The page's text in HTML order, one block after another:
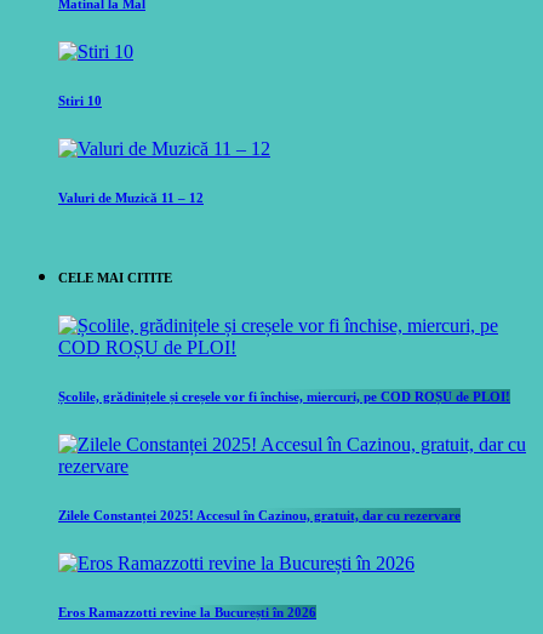
Matinal la Mal
Stiri 10
Valuri de Muzică 11 – 12
CELE MAI CITITE
Școlile, grădinițele și creșele vor fi închise, miercuri, pe COD ROȘU de PLOI!
Zilele Constanței 2025! Accesul în Cazinou, gratuit, dar cu rezervare
Eros Ramazzotti revine la București în 2026